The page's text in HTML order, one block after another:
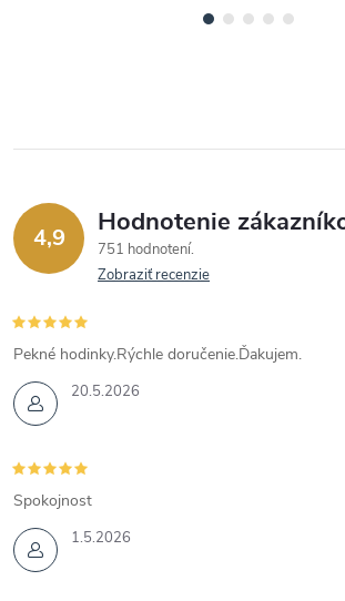
4,9 Hodnotenie
751 hodnotení
Zobraziť recenzie
20.5.2026
Pekné hodinky.Rýchle doručenie.Ďakujem.
1.5.2026
Spokojnost